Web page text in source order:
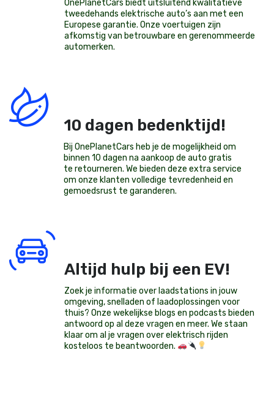
OnePlanetCars biedt uitsluitend kwalitatieve
tweedehands elektrische auto’s aan met een
Europese garantie. Onze voertuigen zijn
afkomstig van betrouwbare en gerenommeerde
automerken.
10 dagen bedenktijd!
Bij OnePlanetCars heb je de mogelijkheid om
binnen 10 dagen na aankoop de auto gratis
te retourneren. We bieden deze extra service
om onze klanten volledige tevredenheid en
gemoedsrust te garanderen.
Altijd hulp bij een EV!
Zoek je informatie over laadstations in jouw
omgeving, snelladen of laadoplossingen voor
thuis? Onze wekelijkse blogs en podcasts bieden
antwoord op al deze vragen en meer. We staan
klaar om al je vragen over elektrisch rijden
kosteloos te beantwoorden.